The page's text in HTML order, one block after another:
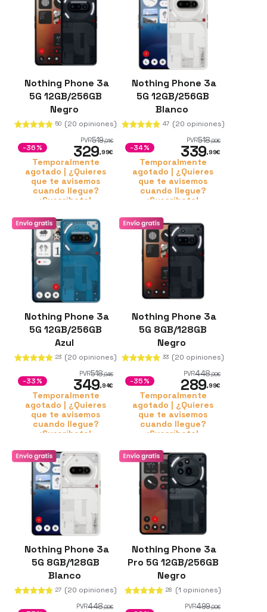
Nothing Phone 3a
5G 12GB/256GB
Negro
50 (20 opiniones)
PVR519,01€
329,99€
-36%
Temporalmente
agotado | ¿Quieres
que te avisemos
cuando llegue?
¡Suscríbete!
Nothing Phone 3a
5G 12GB/256GB
Blanco
47 (20 opiniones)
PVR518,99€
339,99€
-34%
Temporalmente
agotado | ¿Quieres
que te avisemos
cuando llegue?
¡Suscríbete!
Nothing Phone 3a
5G 12GB/256GB
Azul
23 (20 opiniones)
PVR518,94€
349,94€
-33%
Temporalmente
agotado | ¿Quieres
que te avisemos
cuando llegue?
¡Suscríbete!
Nothing Phone 3a
5G 8GB/128GB
Negro
33 (20 opiniones)
PVR448,99€
289,99€
-35%
Temporalmente
agotado | ¿Quieres
que te avisemos
cuando llegue?
¡Suscríbete!
Nothing Phone 3a
5G 8GB/128GB
Blanco
27 (20 opiniones)
PVR448,99€
Nothing Phone 3a
Pro 5G 12GB/256GB
Negro
28 (1 opiniones)
PVR499,00€